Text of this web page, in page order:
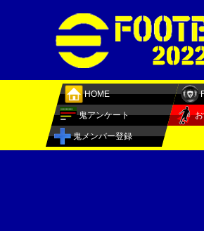
HOME
鬼アンケート
鬼メンバー登録